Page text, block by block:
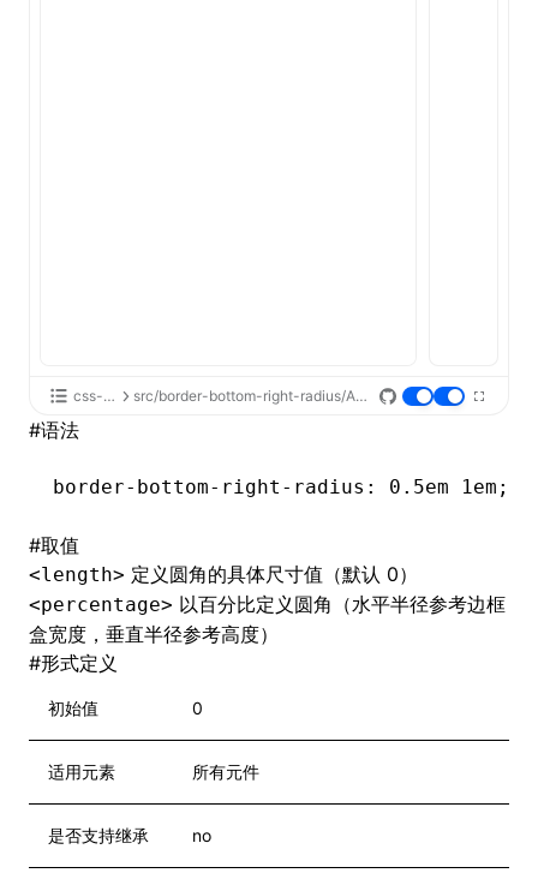
css-api src/border-bottom-right-radius/App.tsx
#语法
border-bottom-right-radius : 0 .5em 1em;
#取值
<length> 定义圆角的具体尺寸值（默认 0）
<percentage> 以百分比定义圆角（水平半径参考边框
盒宽度，垂直半径参考高度）
#形式定义
初始值 0
适用元素 所有元件
是否支持继承 no